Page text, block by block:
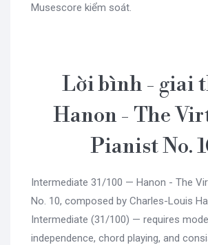
Musescore kiểm soát.
Lời bình - giai
Hanon - The
Pianist No.
Intermediate 31/100 — Hanon - The
No. 10, composed by Charles-Louis
Intermediate (31/100) — requires
independence, chord playing, and